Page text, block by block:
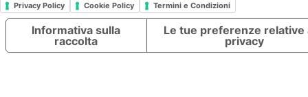
Privacy Policy Cookie Policy Termini e Condizioni
Informativa sulla
raccolta
Le tue preferenze relative
privacy